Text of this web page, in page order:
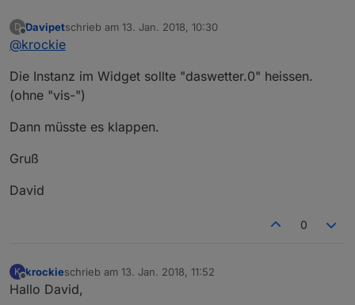
D
Offline
Davipetschrieb am 13. Jan. 2018, 10:30
zuletzt editiert von
@krockie
Die Instanz im Widget sollte "daswetter.0" heissen.
(ohne "vis-")
Dann müsste es klappen.
Gruß
David
0
K
Offline
krockieschrieb am 13. Jan. 2018, 11:52
zuletzt editiert von
Hallo David,